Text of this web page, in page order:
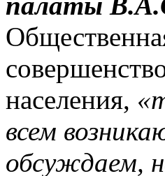
населения,
всем
обсуждаем,